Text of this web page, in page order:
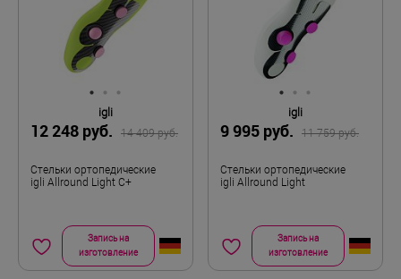
igli
12 248 руб. 14 409 руб.
Стельки ортопедические
igli Allround Light C+
Запись на
изготовление
igli
9 995 руб. 11 759 руб.
Стельки ортопедические
igli Allround Light
Запись на
изготовление